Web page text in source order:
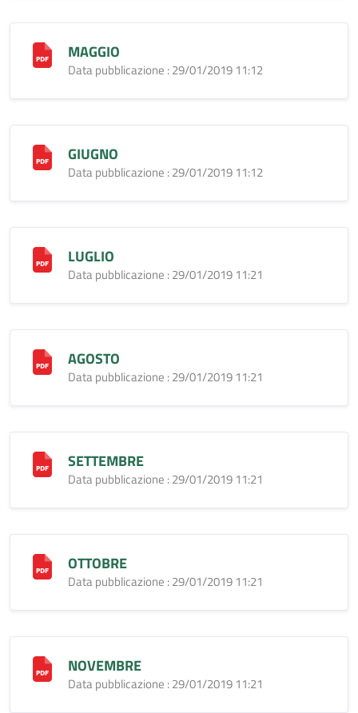
MAGGIO
Data pubblicazione : 29/01/2019 11:12
GIUGNO
Data pubblicazione : 29/01/2019 11:12
LUGLIO
Data pubblicazione : 29/01/2019 11:21
AGOSTO
Data pubblicazione : 29/01/2019 11:21
SETTEMBRE
Data pubblicazione : 29/01/2019 11:21
OTTOBRE
Data pubblicazione : 29/01/2019 11:21
NOVEMBRE
Data pubblicazione : 29/01/2019 11:21